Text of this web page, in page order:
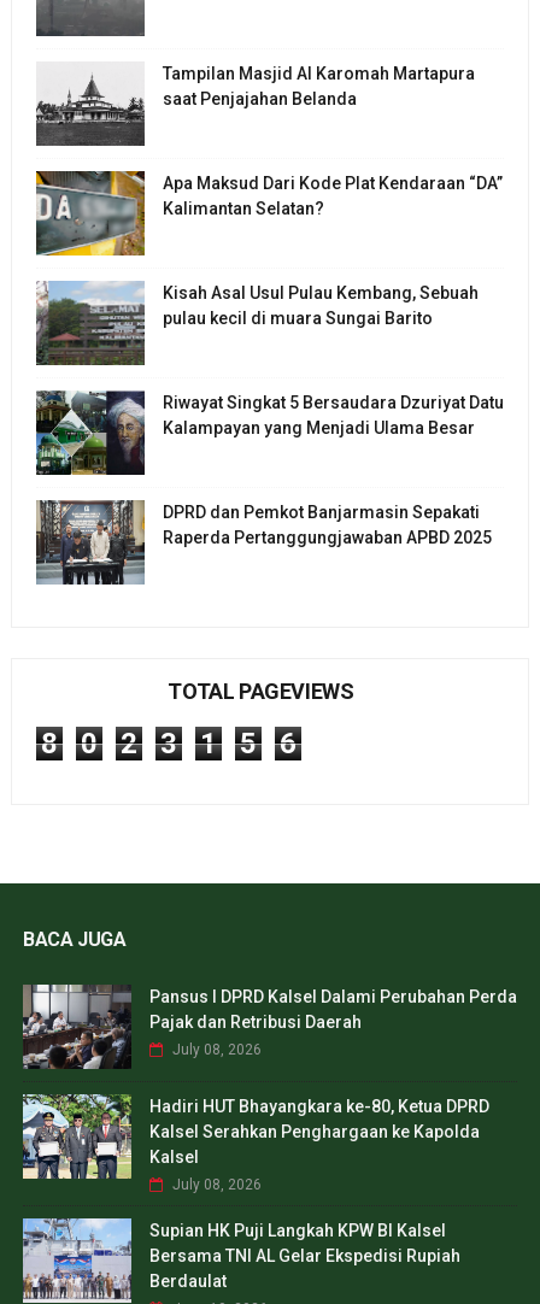
Tampilan Masjid Al Karomah Martapura
saat Penjajahan Belanda
Apa Maksud Dari Kode Plat Kendaraan “DA”
Kalimantan Selatan?
Kisah Asal Usul Pulau Kembang, Sebuah
pulau kecil di muara Sungai Barito
Riwayat Singkat 5 Bersaudara Dzuriyat Datu
Kalampayan yang Menjadi Ulama Besar
DPRD dan Pemkot Banjarmasin Sepakati
Raperda Pertanggungjawaban APBD 2025
TOTAL PAGEVIEWS
8 0 2 3 1 5 6
BACA JUGA
Pansus I DPRD Kalsel Dalami Perubahan Perda
Pajak dan Retribusi Daerah
July 08, 2026
Hadiri HUT Bhayangkara ke-80, Ketua DPRD
Kalsel Serahkan Penghargaan ke Kapolda
Kalsel
July 08, 2026
Supian HK Puji Langkah KPW BI Kalsel
Bersama TNI AL Gelar Ekspedisi Rupiah
Berdaulat